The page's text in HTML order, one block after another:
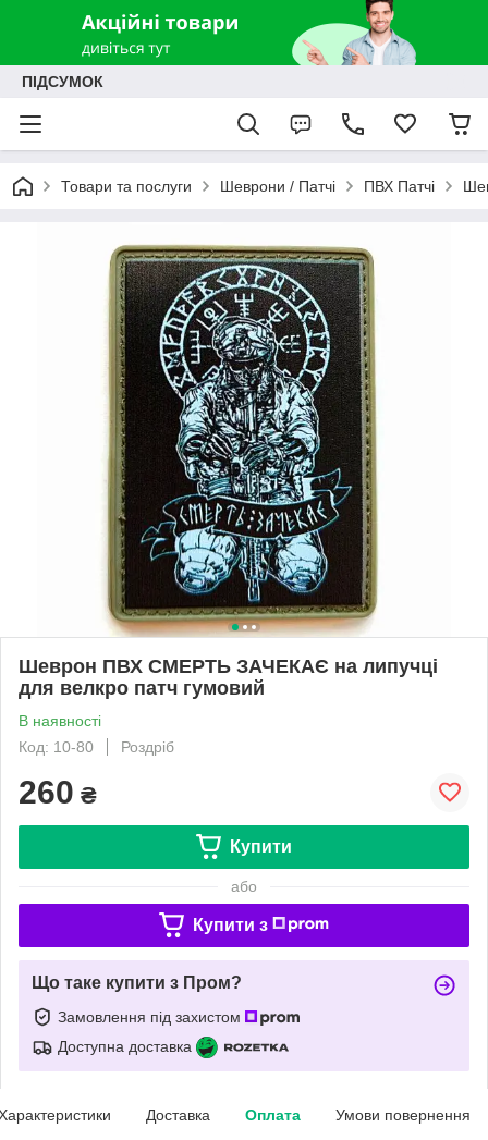
ПІДСУМОК
Товари та послуги Шеврони / Патчі ПВХ Патчі
Шеврон ПВХ СМЕРТЬ ЗАЧЕКАЄ на липучці
для велкро патч гумовий
В наявності
Код: 10-80
Роздріб
260 ₴
Купити
або
Купити з
Що таке купити з Пром?
Замовлення під захистом
Доступна доставка
Доставка Оплата Умови повернення